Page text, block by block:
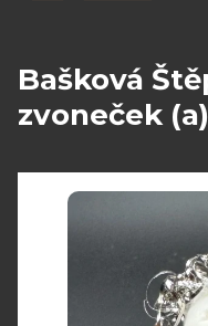
Bašková
zvoneček (a)